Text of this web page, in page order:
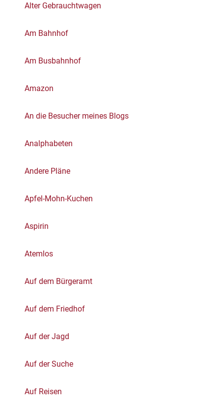
Alter Gebrauchtwagen
Am Bahnhof
Am Busbahnhof
Amazon
An die Besucher meines Blogs
Analphabeten
Andere Pläne
Apfel-Mohn-Kuchen
Aspirin
Atemlos
Auf dem Bürgeramt
Auf dem Friedhof
Auf der Jagd
Auf der Suche
Auf Reisen